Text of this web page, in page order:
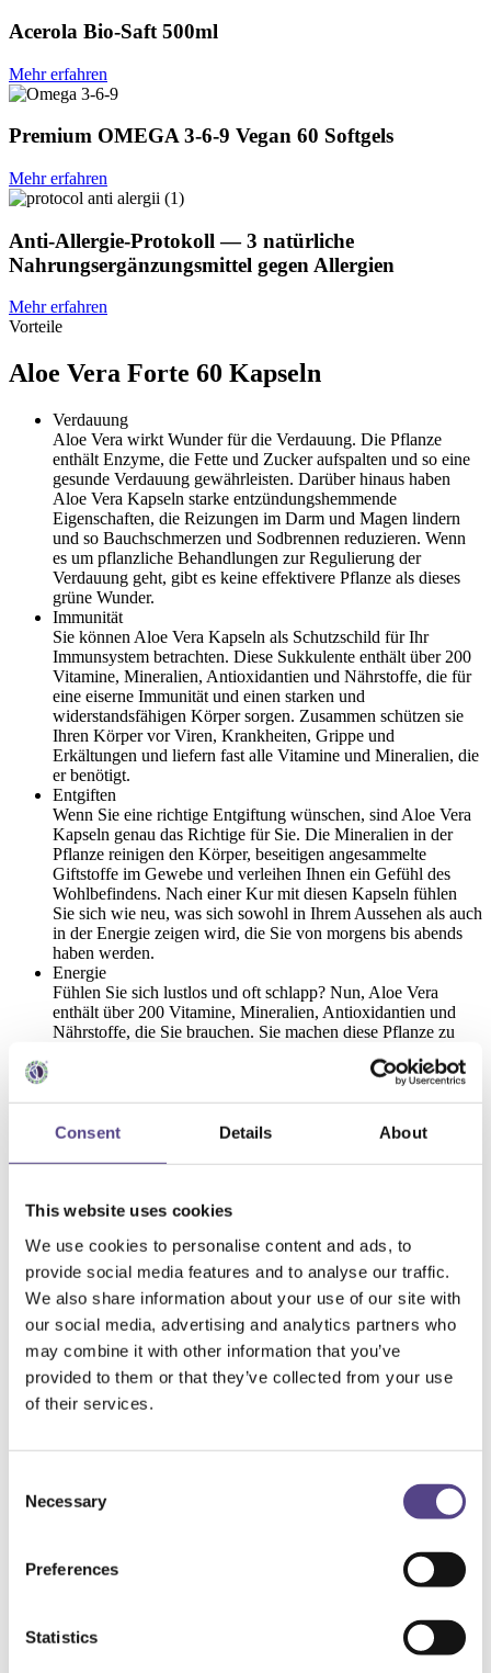
Consent Details About
This website uses cookies
We use cookies to personalise content and ads, to
provide social media features and to analyse our traffic.
We also share information about your use of our site with
our social media, advertising and analytics partners who
may combine it with other information that you’ve
provided to them or that they’ve collected from your use
of their services.
Selection
Necessary
Preferences
Statistics
Acerola Bio-Saft 500ml
Mehr erfahren
Premium OMEGA 3-6-9 Vegan 60 Softgels
Mehr erfahren
Anti-Allergie-Protokoll — 3 natürliche
Nahrungsergänzungsmittel gegen Allergien
Mehr erfahren
Vorteile
Aloe Vera Forte 60 Kapseln
Verdauung
Aloe Vera wirkt Wunder für die Verdauung. Die Pflanze
enthält Enzyme, die Fette und Zucker aufspalten und so eine
gesunde Verdauung gewährleisten. Darüber hinaus haben
Aloe Vera Kapseln starke entzündungshemmende
Eigenschaften, die Reizungen im Darm und Magen lindern
und so Bauchschmerzen und Sodbrennen reduzieren. Wenn
es um pflanzliche Behandlungen zur Regulierung der
Verdauung geht, gibt es keine effektivere Pflanze als dieses
grüne Wunder.
Immunität
Sie können Aloe Vera Kapseln als Schutzschild für Ihr
Immunsystem betrachten. Diese Sukkulente enthält über 200
Vitamine, Mineralien, Antioxidantien und Nährstoffe, die für
eine eiserne Immunität und einen starken und
widerstandsfähigen Körper sorgen. Zusammen schützen sie
Ihren Körper vor Viren, Krankheiten, Grippe und
Erkältungen und liefern fast alle Vitamine und Mineralien, die
er benötigt.
Entgiften
Wenn Sie eine richtige Entgiftung wünschen, sind Aloe Vera
Kapseln genau das Richtige für Sie. Die Mineralien in der
Pflanze reinigen den Körper, beseitigen angesammelte
Giftstoffe im Gewebe und verleihen Ihnen ein Gefühl des
Wohlbefindens. Nach einer Kur mit diesen Kapseln fühlen
Sie sich wie neu, was sich sowohl in Ihrem Aussehen als auch
in der Energie zeigen wird, die Sie von morgens bis abends
haben werden.
Energie
Fühlen Sie sich lustlos und oft schlapp? Nun, Aloe Vera
enthält über 200 Vitamine, Mineralien, Antioxidantien und
Nährstoffe, die Sie brauchen. Sie machen diese Pflanze zu
bis abends mit Energie versorgt, ohne Sie zu ermüden.
Besonders hervorzuheben sind hier der Komplex der B-
Kreatinin, die Ihre tägliche Energiedosis unabhängig vom
Ernährung auf und Sie werden alles schaffen, was Sie sich
Gastritis
verursacht viele unangenehme Symptome, die den Alltag
erschweren. Glücklicherweise sind Aloe Vera Kapseln ein
natürliches Heilmittel dagegen, das Entzündungen reduziert
und die Verdauung reguliert. Die Kapseln enthalten Aloin und
Schleimstoffe – 2 Wirkstoffe, die die Magenschleimhaut
schützen und Geschwüre, Entzündungen und Säure lindern.
Nehmen Sie sie in Ihre tägliche Ernährung auf und sie werden
sich um Ihren Magen kümmern.
Haut
zur Pflege der Haut verwendet. Die Wirkstoffe der Pflanze
UV-Strahlen, beruhigen Irritationen und wirken antiseptisch.
Aloe Vera hält die Haut auch jung und geschmeidig und wird
in unzähligen Schönheitscremes verwendet. Für eine glatte
Magenübersäuerung
Wenn Sie plötzliche Magenschmerzen, Sodbrennen,
Hauptverursacher eine gastrische Hyperazidität sein. Mit Aloe
Vera Kapseln, die eine aktive Rolle bei der Linderung von